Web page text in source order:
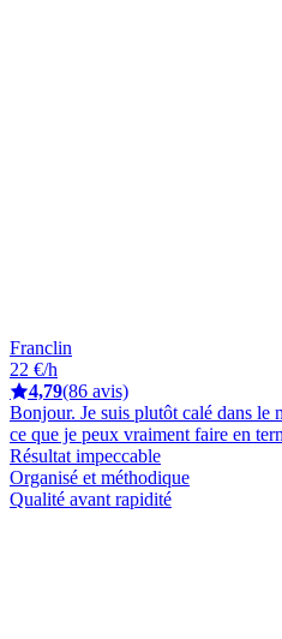
Franclin
22 €/h
4,79(86 avis)
Bonjour. Je suis plutôt calé dans le
ce que je peux vraiment faire en
Résultat impeccable
Organisé et méthodique
Qualité avant rapidité